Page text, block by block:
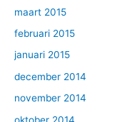
maart 2015
februari 2015
januari 2015
december 2014
november 2014
oktober 2014